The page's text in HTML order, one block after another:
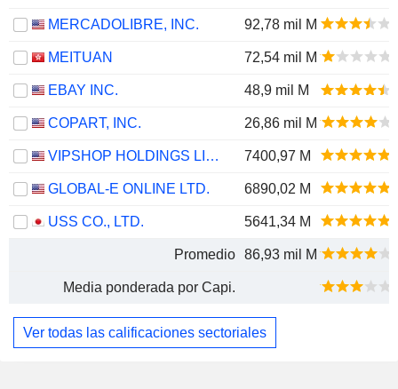
MERCADOLIBRE, INC. 92,78 mil M
MEITUAN 72,54 mil M
EBAY INC. 48,9 mil M
COPART, INC. 26,86 mil M
VIPSHOP HOLDINGS LIMITED 7400,97 M
GLOBAL-E ONLINE LTD. 6890,02 M
USS CO., LTD. 5641,34 M
Promedio 86,93 mil M
Media ponderada por Capi.
Ver todas las calificaciones sectoriales